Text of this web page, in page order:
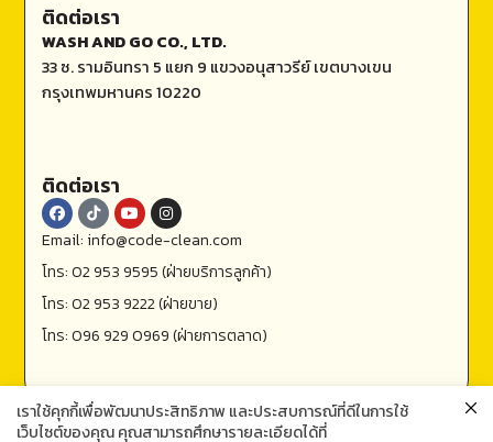
ติดต่อเรา
WASH AND GO CO., LTD.
33 ซ. รามอินทรา 5 แยก 9 แขวงอนุสาวรีย์ เขตบางเขน
กรุงเทพมหานคร 10220
ติดต่อเรา
Email: info@code-clean.com
โทร: 02 953 9595 (ฝ่ายบริการลูกค้า)
โทร: 02 953 9222 (ฝ่ายขาย)
โทร: 096 929 0969 (ฝ่ายการตลาด)
เราใช้คุกกี้เพื่อพัฒนาประสิทธิภาพ และประสบการณ์ที่ดีในการใช้
เว็บไซต์ของคุณ คุณสามารถศึกษารายละเอียดได้ที่